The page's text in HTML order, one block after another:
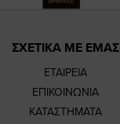
ΣΧΕΤΙΚΑ ΜΕ ΕΜΑΣ
ΕΤΑΙΡΕΙΑ
ΕΠΙΚΟΙΝΩΝΙΑ
ΚΑΤΑΣΤΗΜΑΤΑ